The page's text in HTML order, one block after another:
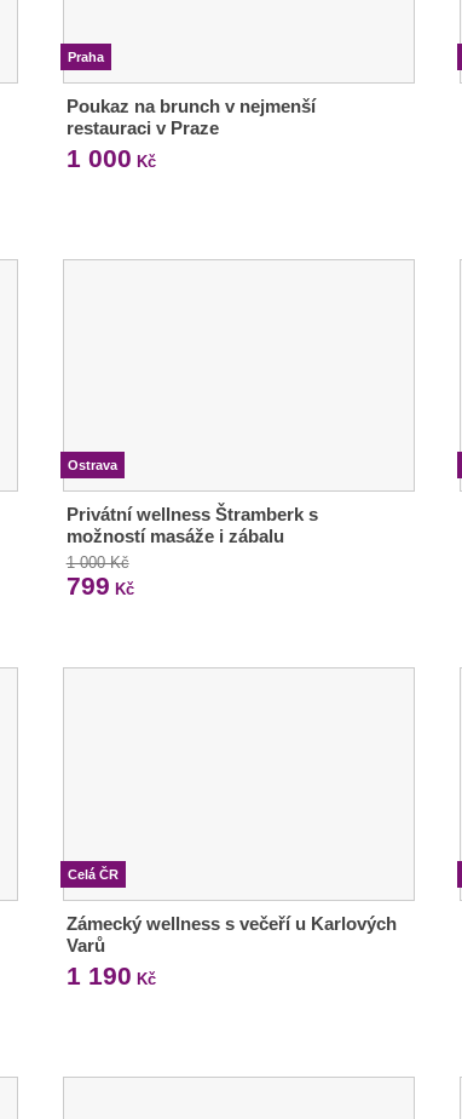
Praha
Poukaz na brunch v nejmenší
restauraci v Praze
1 000 Kč
Ostrava
Privátní wellness Štramberk s
možností masáže i zábalu
1 000 Kč
799 Kč
Celá ČR
Zámecký wellness s večeří u Karlových
Varů
1 190 Kč